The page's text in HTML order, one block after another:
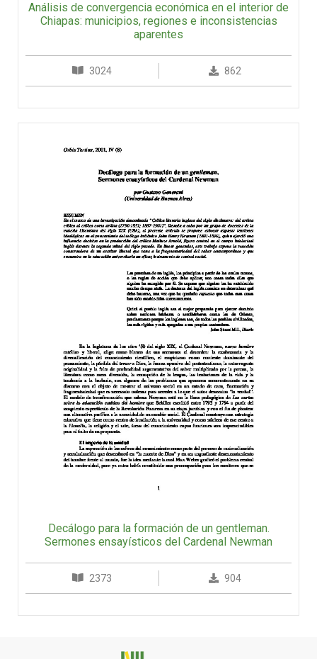
Análisis de convergencia económica en el interior de
Chiapas: municipios, regiones e inconsistencias
aparentes
3024 862
Decálogo para la formación de un gentleman.
Sermones ensayísticos del Cardenal Newman
2373 904